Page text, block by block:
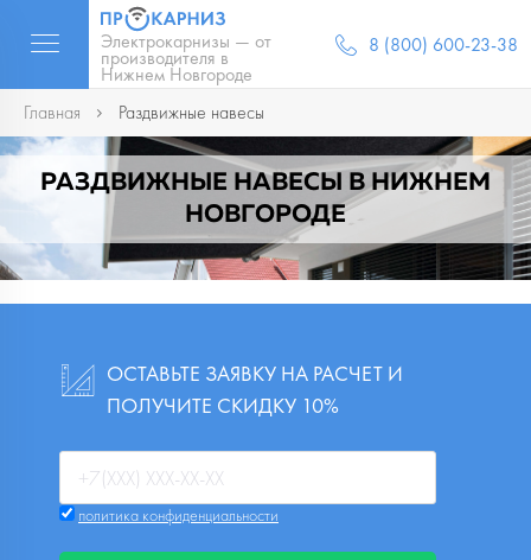
Электрокарнизы — от
производителя в
Нижнем Новгороде
8 (800) 600-23-38
Главная Раздвижные навесы
РАЗДВИЖНЫЕ НАВЕСЫ В НИЖНЕМ
НОВГОРОДЕ
ОСТАВЬТЕ ЗАЯВКУ НА РАСЧЕТ И
ПОЛУЧИТЕ СКИДКУ 10%
политика конфиденциальности